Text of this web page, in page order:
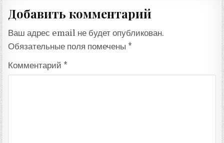
Добавить комментарий
Ваш адрес email не будет опубликован.
Обязательные поля помечены *
Комментарий *